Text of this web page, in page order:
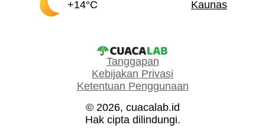
+14°C
Kaunas
Tanggapan
Kebijakan Privasi
Ketentuan Penggunaan
© 2026, cuacalab.id
Hak cipta dilindungi.